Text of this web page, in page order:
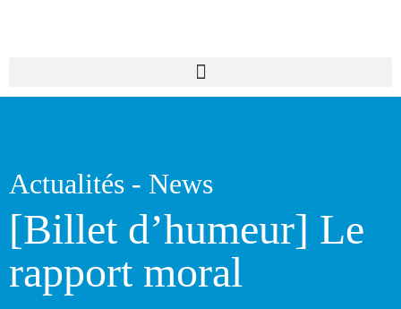
Actualités - News
[Billet d’humeur] Le
rapport moral